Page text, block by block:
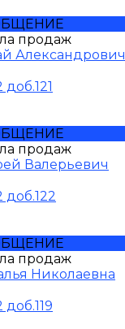
продаж
Александрович
продаж
Валерьевич
доб.122
продаж
Николаевна